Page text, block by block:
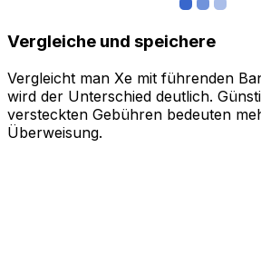
Vergleiche und speichere
Vergleicht man Xe mit führenden
wird der Unterschied deutlich.
versteckten Gebühren bedeuten
Überweisung.